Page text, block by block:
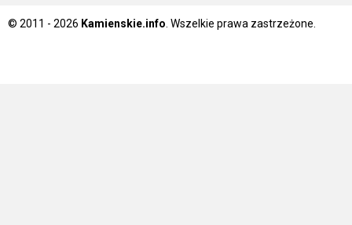
© 2011 - 2026 Kamienskie.info. Wszelkie prawa zastrzeżone.